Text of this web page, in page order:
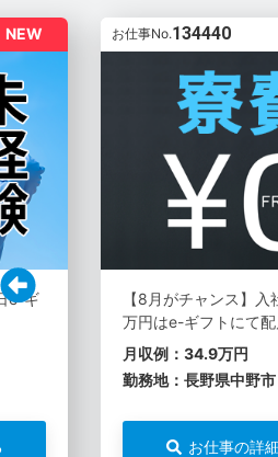
NEW
e-ギ
お仕事No.134440
【8月がチャンス】
万円はe-ギフトにて
月収例：34.9万円
勤務地：長野県中野市
お仕事の詳